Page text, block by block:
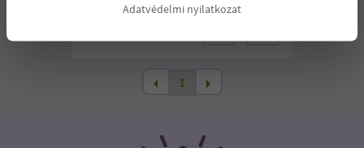
2.490
1
Adatvédelmi nyilatkozat